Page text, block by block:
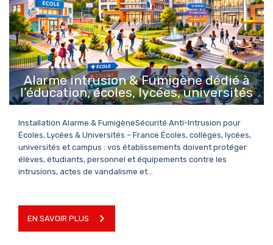
Alarme intrusion & Fumigène dédié à
l’éducation, écoles, lycées, universités
EN SAVOIR PLUS
Installation Alarme & FumigèneSécurité Anti-Intrusion pour
Écoles, Lycées & Universités – France Écoles, collèges, lycées,
universités et campus : vos établissements doivent protéger
élèves, étudiants, personnel et équipements contre les
intrusions, actes de vandalisme et…
EN SAVOIR PLUS